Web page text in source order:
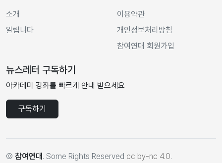
소개
알립니다
이용약관
개인정보처리방침
참여연대 회원가입
뉴스레터 구독하기
아카데미 강좌를 빠르게 안내 받으세요
구독하기
© 참여연대 . Some Rights Reserved cc by-nc 4.0.